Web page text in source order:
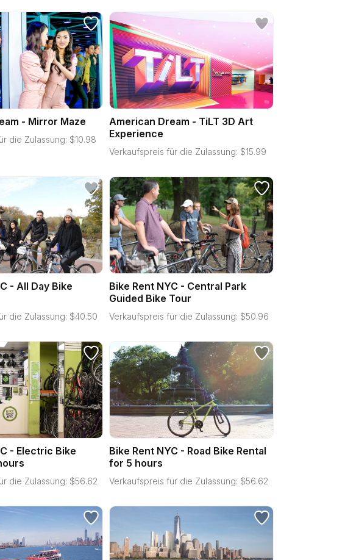
- Mirror Maze
die Zulassung: $10.98
American Dream - TiLT 3D Art
Experience
Verkaufspreis für die Zulassung: $15.99
- All Day Bike
die Zulassung: $40.50
Bike Rent NYC - Central Park
Guided Bike Tour
Verkaufspreis für die Zulassung: $50.96
- Electric Bike
die Zulassung: $56.62
Bike Rent NYC - Road Bike Rental
for 5 hours
Verkaufspreis für die Zulassung: $56.62